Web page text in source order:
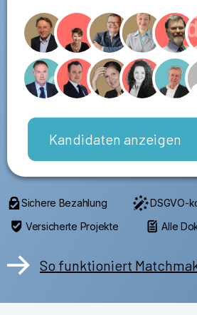
Kandidaten anzeigen
Sichere Bezahlung
DSGVO-
Versicherte Projekte
Alle
So funktioniert